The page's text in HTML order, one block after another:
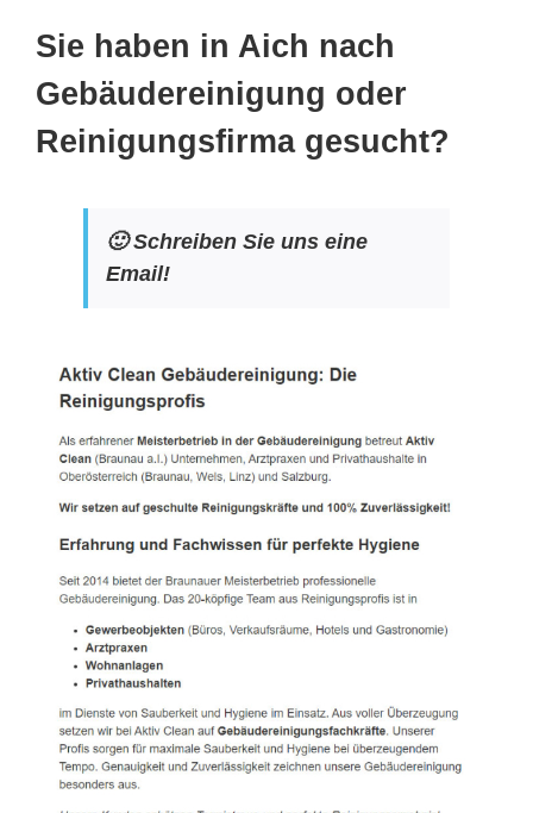
Sie haben in Aich nach
Gebäudereinigung oder
Reinigungsfirma gesucht?
🙂 Schreiben Sie uns eine
Email!